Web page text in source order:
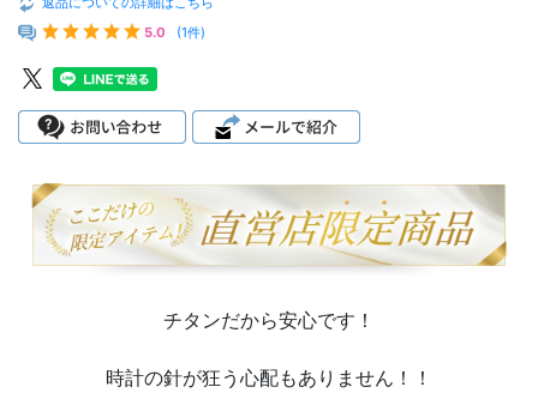
5.0
(1件)
チタンだから安心です！
時計の針が狂う心配もありません！！